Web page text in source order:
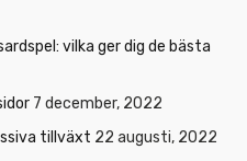
vilka ger dig de bästa
7 december, 2022
tillväxt 22 augusti, 2022